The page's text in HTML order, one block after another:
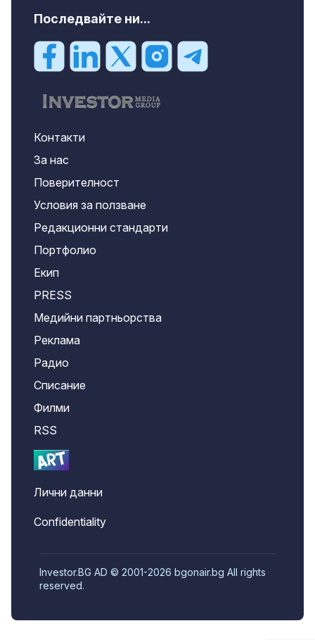
Последвайте ни...
Контакти
За нас
Поверителност
Условия за ползване
Редакционни стандарти
Портфолио
Екип
PRESS
Медийни партньорства
Реклама
Радио
Списание
Филми
RSS
Лични данни
Confidentiality
Investor.BG AD © 2001-2026 bgonair.bg All rights
reserved.